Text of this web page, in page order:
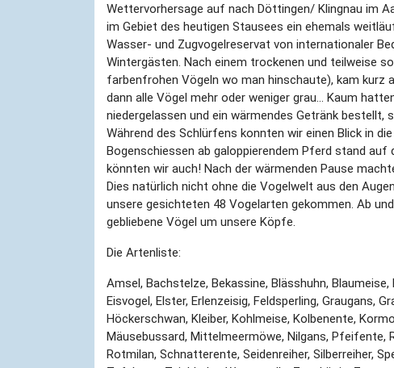
Wettervorhersage auf nach Döttingen/ Klingnau im
im Gebiet des heutigen Stausees ein ehemals
Wasser- und Zugvogelreservat von internationaler
Wintergästen. Nach einem trockenen und teilweise
farbenfrohen Vögeln wo man hinschaute), kam kurz
dann alle Vögel mehr oder weniger grau… Kaum
niedergelassen und ein wärmendes Getränk bestellt,
Während des Schlürfens konnten wir einen Blick in
Bogenschiessen ab galoppierendem Pferd stand auf
könnten wir auch! Nach der wärmenden Pause
Dies natürlich nicht ohne die Vogelwelt aus den
unsere gesichteten 48 Vogelarten gekommen. Ab
gebliebene Vögel um unsere Köpfe.
Die Artenliste:
Amsel, Bachstelze, Bekassine, Blässhuhn,
Eisvogel, Elster, Erlenzeisig, Feldsperling, Graugans,
Höckerschwan, Kleiber, Kohlmeise, Kolbenente,
Mäusebussard, Mittelmeermöwe, Nilgans, Pfeifente,
Rotmilan, Schnatterente, Seidenreiher, Silberreiher,